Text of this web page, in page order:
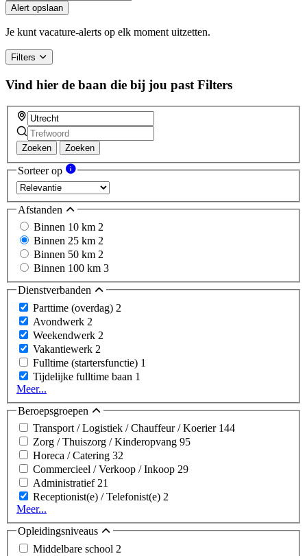
Alert opslaan
Je kunt vacature-alerts op elk moment uitzetten.
Filters
Vind hier de baan die bij jou past Filters
Zoeken Zoeken
Sorteer op
Afstanden
Binnen 10 km 2
Binnen 25 km 2
Binnen 50 km 2
Binnen 100 km 3
Dienstverbanden
Parttime (overdag) 2
Avondwerk 2
Weekendwerk 2
Vakantiewerk 2
Fulltime (startersfunctie) 1
Tijdelijke fulltime baan 1
Meer...
Beroepsgroepen
Transport / Logistiek / Chauffeur / Koerier 144
Zorg / Thuiszorg / Kinderopvang 95
Horeca / Catering 32
Commercieel / Verkoop / Inkoop 29
Administratief21
Receptionist(e) / Telefonist(e) 2
Meer...
Opleidingsniveaus
Middelbare school 2